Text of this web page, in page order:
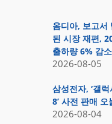
옴디아, 보고
된 시장 재편,
출하량 6% 감소
2026-08-05
삼성전자, ‘갤
8’ 사전 판매 오
2026-08-04